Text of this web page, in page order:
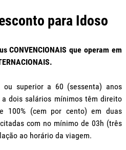
para Idoso
CONVENCIONAIS que operam em
superior a 60 (sessenta) anos
dois salários mínimos têm direito
100% (cem por cento) em duas
com no mínimo de 03h (três
ao horário da viagem.